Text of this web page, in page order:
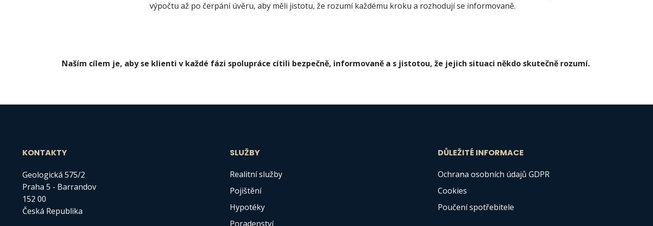
výpočtu až po čerpání úvěru, aby měli jistotu, že rozumí každému kroku a rozhodují se informovaně.
Naším cílem je, aby se klienti v každé fázi spolupráce cítili bezpečně, informovaně a s jistotou, že jejich situaci někdo skutečně rozumí.
KONTAKTY
Geologická 575/2
Praha 5 - Barrandov
152 00
Česká Republika
SLUŽBY
Realitní služby
Pojištění
Hypotéky
Poradenství
DŮLEŽITÉ INFORMACE
Ochrana osobních údajů GDPR
Cookies
Poučení spotřebitele